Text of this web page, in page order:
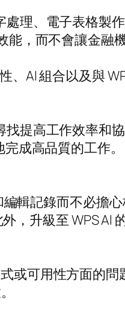
理、電子表格製
，而不會讓金融機
AI 組合以及與
提高工作效率和
成高品質的工作
輯記錄而不必擔
，升級至 WPS AI
或可用性方面的